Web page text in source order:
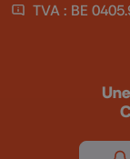
TVA : BE